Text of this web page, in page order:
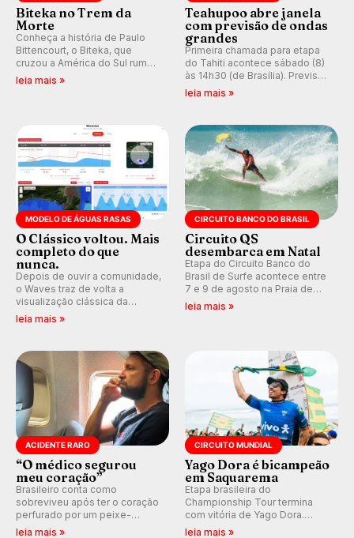
Biteka no Trem da
Morte
Conheça a história de Paulo
Bittencourt, o Biteka, que
cruzou a América do Sul rumo
ao Pacífico em uma jornada
leia mais »
Teahupoo abre janela
com previsão de ondas
grandes
Primeira chamada para etapa
do Tahiti acontece sábado (8)
às 14h30 (de Brasília). Previsão
indica swell consistente.
Kelly Slater convidado.
leia mais »
MODELO DE ÁGUAS RASAS
O Clássico voltou. Mais
completo do que
nunca.
Depois de ouvir a comunidade,
o Waves traz de volta a
visualização clássica da
previsão de águas rasas,
ondas para até 16 dias.
leia mais »
CIRCUITO BANCO DO BRASIL
Circuito QS
desembarca em Natal
Etapa do Circuito Banco do
Brasil de Surfe acontece entre
7 e 9 de agosto na Praia de
Miami (RN), em disputas
leia mais »
ACIDENTE RARO
“O médico segurou
meu coração”
Brasileiro conta como
sobreviveu após ter o coração
perfurado por um peixe-
agulha enquanto surfava na
leia mais »
CIRCUITO MUNDIAL
Yago Dora é bicampeão
em Saquarema
Etapa brasileira do
Championship Tour termina
com vitória de Yago Dora.
Sawyer Lindblad vence entre
leia mais »